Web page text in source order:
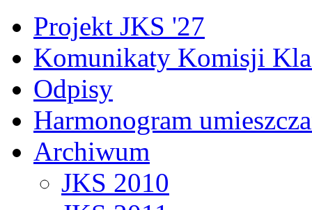
Projekt JKS '27
Komunikaty Komisji
Odpisy
Harmonogram
Archiwum
JKS 2010